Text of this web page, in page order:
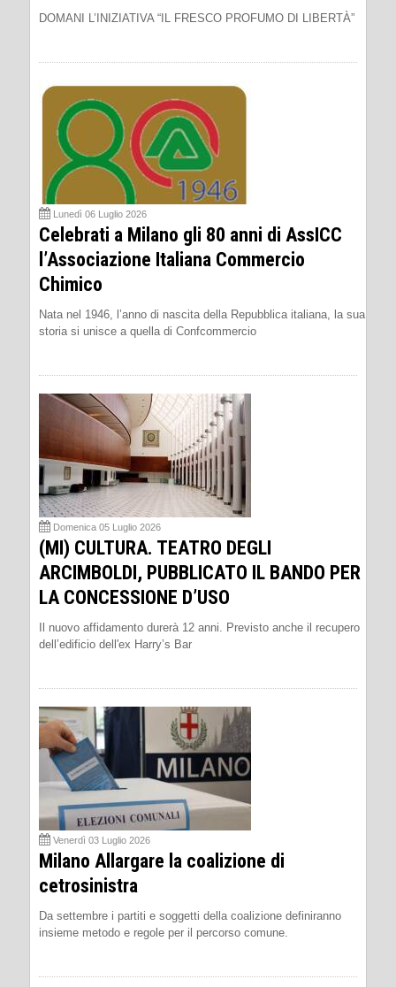
DOMANI L’INIZIATIVA “IL FRESCO PROFUMO DI LIBERTÀ”
Lunedì 06 Luglio 2026
Celebrati a Milano gli 80 anni di AssICC
l’Associazione Italiana Commercio
Chimico
Nata nel 1946, l’anno di nascita della Repubblica italiana, la sua
storia si unisce a quella di Confcommercio
Domenica 05 Luglio 2026
(MI) CULTURA. TEATRO DEGLI
ARCIMBOLDI, PUBBLICATO IL BANDO PER
LA CONCESSIONE D’USO
Il nuovo affidamento durerà 12 anni. Previsto anche il recupero
dell’edificio dell'ex Harry’s Bar
Venerdì 03 Luglio 2026
Milano Allargare la coalizione di
cetrosinistra
Da settembre i partiti e soggetti della coalizione definiranno
insieme metodo e regole per il percorso comune.